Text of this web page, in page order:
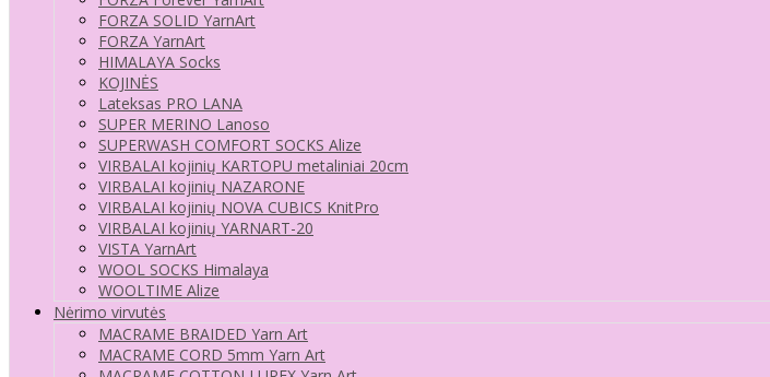
FORZA SOLID YarnArt
FORZA YarnArt
HIMALAYA Socks
KOJINĖS
Lateksas PRO LANA
SUPER MERINO Lanoso
SUPERWASH COMFORT SOCKS Alize
VIRBALAI kojinių KARTOPU metaliniai 20cm
VIRBALAI kojinių NAZARONE
VIRBALAI kojinių NOVA CUBICS KnitPro
VIRBALAI kojinių YARNART-20
VISTA YarnArt
WOOL SOCKS Himalaya
WOOLTIME Alize
Nėrimo virvutės
MACRAME BRAIDED Yarn Art
MACRAME CORD 5mm Yarn Art